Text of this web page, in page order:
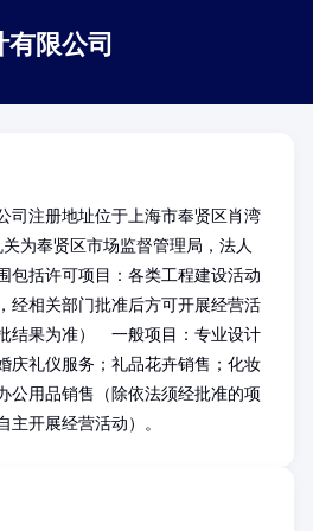
限公司
司注册地址位于上海市奉贤区肖湾
为奉贤区市场监督管理局，法人
包括许可项目：各类工程建设活动
经相关部门批准后方可开展经营活
结果为准）　一般项目：专业设计
庆礼仪服务；礼品花卉销售；化妆
公用品销售（除依法须经批准的项
主开展经营活动）。